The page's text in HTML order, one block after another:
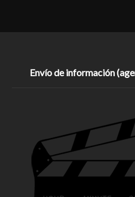
Envío de información